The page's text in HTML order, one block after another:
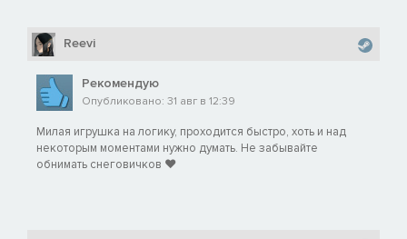
Reevi
Рекомендую
Опубликовано: 31 авг в 12:39
Милая игрушка на логику, проходится быстро, хоть и над
некоторым моментами нужно думать. Не забывайте
обнимать снеговичков ♥